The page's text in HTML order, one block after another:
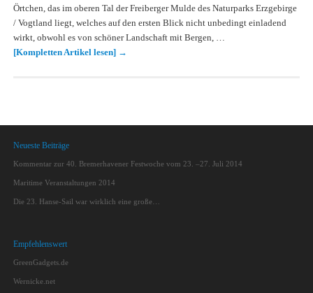
Örtchen, das im oberen Tal der Freiberger Mulde des Naturparks Erzgebirge
/ Vogtland liegt, welches auf den ersten Blick nicht unbedingt einladend
wirkt, obwohl es von schöner Landschaft mit Bergen, …
[Kompletten Artikel lesen] →
Neueste Beiträge
Kommentar zur 40. Bremerhavener Festwoche vom 23. –27. Juli 2014
Maritime Veranstaltungen 2014
Die 23. Hanse-Sail war wirklich eine große…
Empfehlenswert
GreenGadgets.de
Wernicke.net